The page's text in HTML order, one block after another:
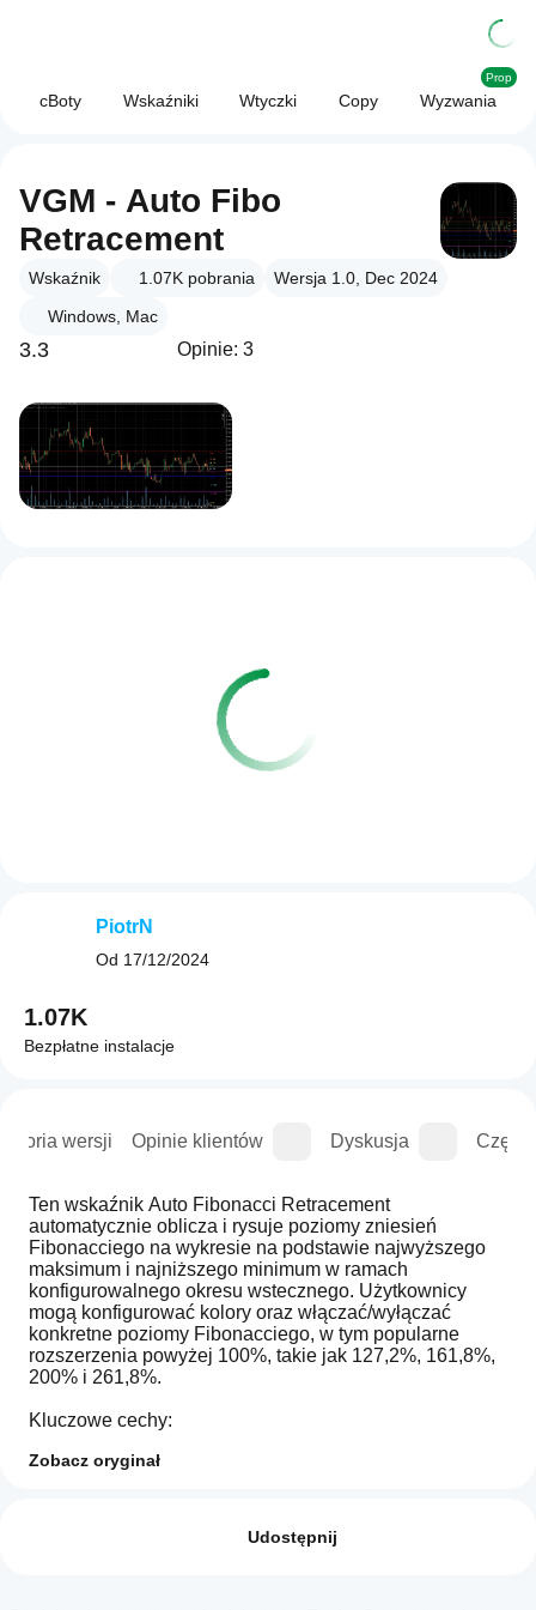
cBoty Wskaźniki Wtyczki Copy Wyzwania
Prop
VGM - Auto Fibo
Retracement
Wskaźnik 1.07K pobrania
Wersja 1.0, Dec 2024
Windows, Mac
3.3 Opinie: 3
wersji Opinie klientów Dyskusja
Ten wskaźnik Auto Fibonacci Retracement
automatycznie oblicza i rysuje poziomy zniesień
Fibonacciego na wykresie na podstawie najwyższego
maksimum i najniższego minimum w ramach
konfigurowalnego okresu wstecznego. Użytkownicy
mogą konfigurować kolory oraz włączać/wyłączać
konkretne poziomy Fibonacciego, w tym popularne
rozszerzenia powyżej 100%, takie jak 127,2%, 161,8%,
200% i 261,8%.
Kluczowe cechy:
wykrywa maksima i minima swingów w wybranym
konkretne poziomy Fibonacciego według własnych
Zobacz oryginał
Udostępnij
PiotrN
Od 17/12/2024
1.07K
Bezpłatne instalacje